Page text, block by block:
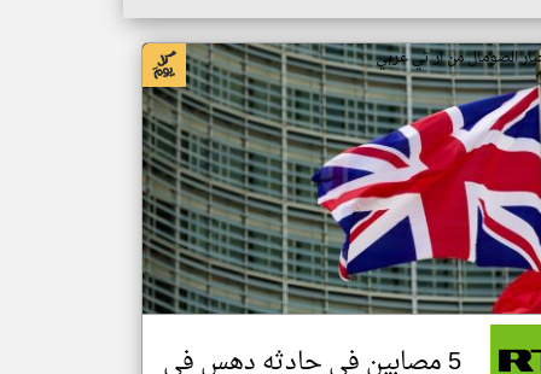
الصومال من ار تي عربي
5 مصابين في حادثه دهس في